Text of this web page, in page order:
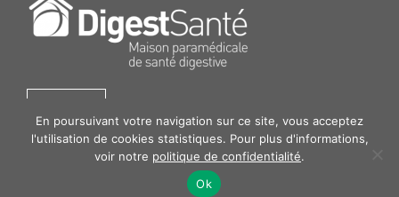
Mentions légales
En poursuivant votre navigation sur ce site, vous acceptez
l'utilisation de cookies statistiques. Pour plus d'informations,
voir notre politique de confidentialité.
Ok